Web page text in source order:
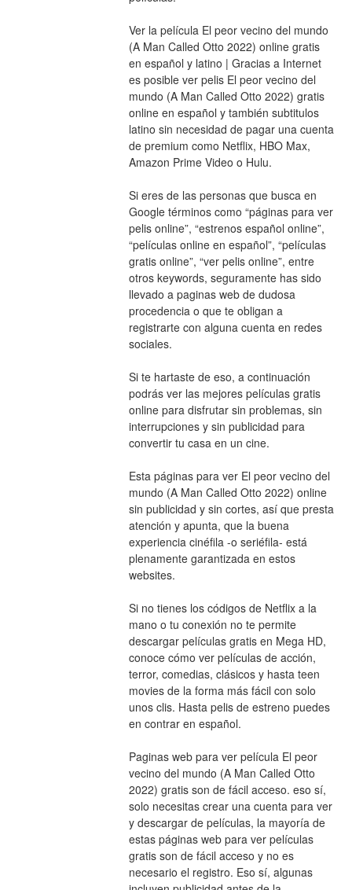
Ver la película El peor vecino del mundo
(A Man Called Otto 2022) online gratis
en español y latino | Gracias a Internet
es posible ver pelis El peor vecino del
mundo (A Man Called Otto 2022) gratis
online en español y también subtitulos
latino sin necesidad de pagar una cuenta
de premium como Netflix, HBO Max,
Amazon Prime Video o Hulu.
Si eres de las personas que busca en
Google términos como “páginas para ver
pelis online”, “estrenos español online”,
“películas online en español”, “películas
gratis online”, “ver pelis online”, entre
otros keywords, seguramente has sido
llevado a paginas web de dudosa
procedencia o que te obligan a
registrarte con alguna cuenta en redes
sociales.
Si te hartaste de eso, a continuación
podrás ver las mejores películas gratis
online para disfrutar sin problemas, sin
interrupciones y sin publicidad para
convertir tu casa en un cine.
Esta páginas para ver El peor vecino del
mundo (A Man Called Otto 2022) online
sin publicidad y sin cortes, así que presta
atención y apunta, que la buena
experiencia cinéfila -o seriéfila- está
plenamente garantizada en estos
websites.
Si no tienes los códigos de Netflix a la
mano o tu conexión no te permite
descargar películas gratis en Mega HD,
conoce cómo ver películas de acción,
terror, comedias, clásicos y hasta teen
movies de la forma más fácil con solo
unos clis. Hasta pelis de estreno puedes
en contrar en español.
Paginas web para ver película El peor
vecino del mundo (A Man Called Otto
2022) gratis son de fácil acceso. eso sí,
solo necesitas crear una cuenta para ver
y descargar de películas, la mayoría de
estas páginas web para ver películas
gratis son de fácil acceso y no es
necesario el registro. Eso sí, algunas